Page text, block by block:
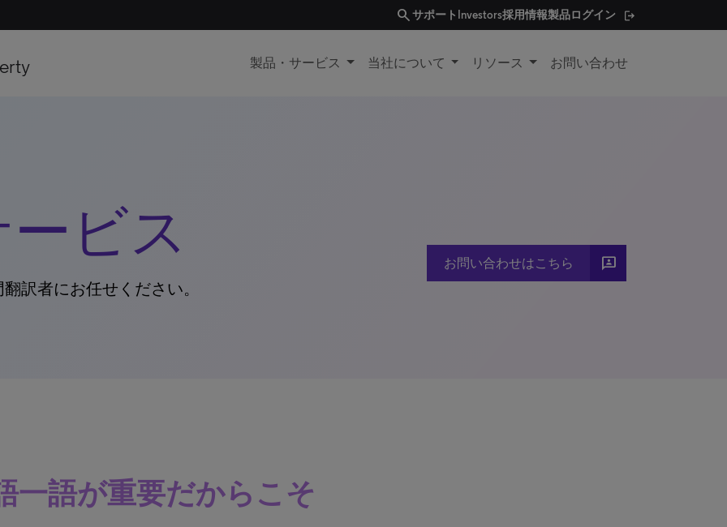
searchサポート Investors採用情報製品ログイン
製品・サービス 当社について リソース お問い合わせ
ビス
訳者にお任せください。
お問い合わせはこちら 3P
一語が重要だからこそ